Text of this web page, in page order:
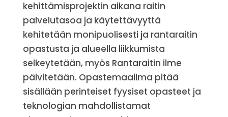
kehittämisprojektin aikana raitin
palvelutasoa ja käytettävyyttä
kehitetään monipuolisesti ja rantaraitin
opastusta ja alueella liikkumista
selkeytetään, myös Rantaraitin ilme
päivitetään. Opastemaailma pitää
sisällään perinteiset fyysiset opasteet ja
teknologian mahdollistamat